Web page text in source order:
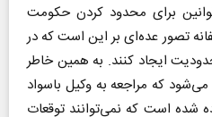
برای محدود کردن حکومت
تصور عده‌ای بر این است که در
ایجاد کنند. به همین خاطر
که مراجعه به وکیل باسواد
شده است که نمی‌توانند توقعات